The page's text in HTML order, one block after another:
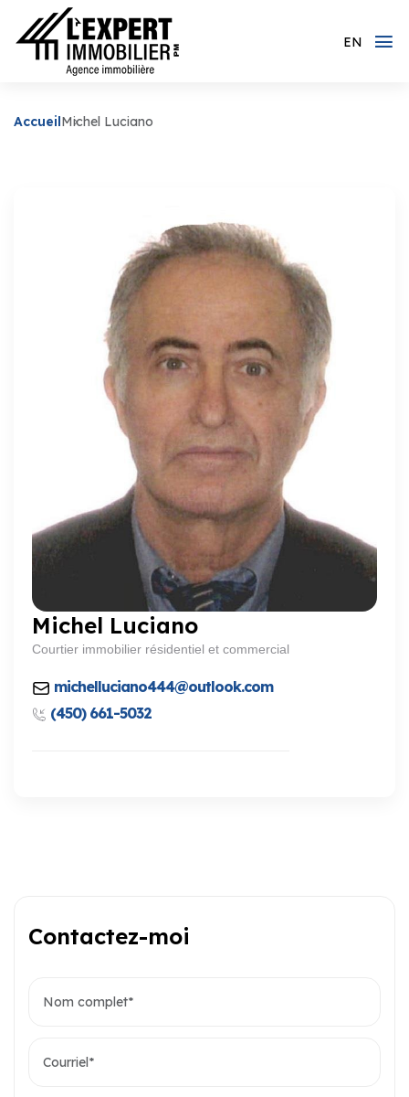
EN
AccueilMichel Luciano
Michel Luciano
Courtier immobilier résidentiel et commercial
michelluciano444@outlook.com
(450) 661-5032
Contactez-moi